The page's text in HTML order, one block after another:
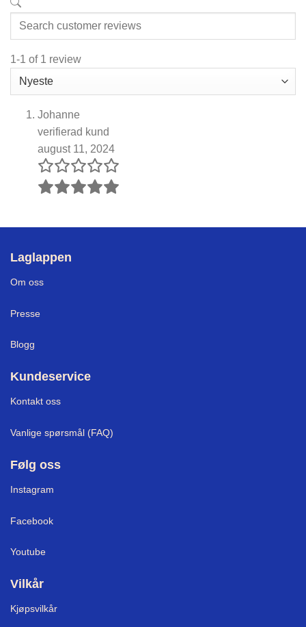
1-1 of 1 review
Johanne
verifierad kund
august 11, 2024
Laglappen
Om oss
Presse
Blogg
Kundeservice
Kontakt oss
Vanlige spørsmål (FAQ)
Følg oss
Instagram
Facebook
Youtube
Vilkår
Kjøpsvilkår